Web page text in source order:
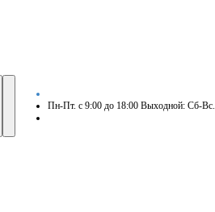
Пн-Пт. с 9:00 до 18:00 Выходной: Сб-Вс.